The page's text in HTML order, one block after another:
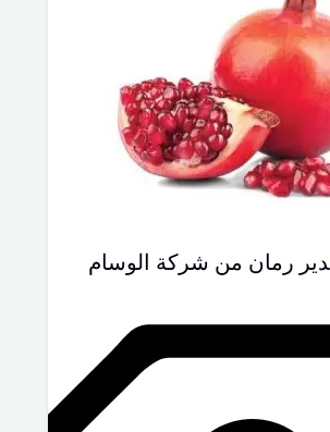
رمان من شركة الوسام